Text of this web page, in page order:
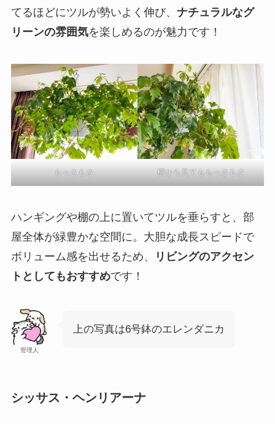
てるほどにツルが勢いよく伸び、 ナチュラルなグ
リーンの雰囲気を楽しめるのが魅力です！
もっさもさ 横から見てももっさもさ
ハンギングや棚の上に置いてツルを垂らすと、部
屋全体が緑豊かな空間に。大胆な成長スピードで
ボリューム感を出せるため、
リビングのアクセン
トとしてもおすすめです！
管理人
上の写真は6号鉢のエレンダニカ
シッサス・ヘンリアーナ